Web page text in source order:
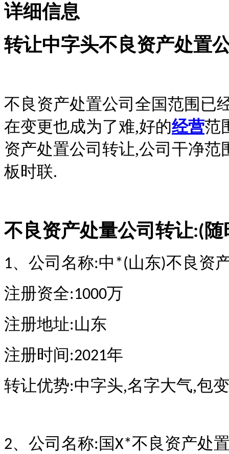
详细信息
转让中字头不良资产处置
不良资产处置公司全国范围已
在变更也成为了难,好的经营范
资产处置公司转让,公司干净
板时联.
不良资产处量公司转让:(
1、公司名称:中 *(山东)不良资
注册资全:1000万
注册地址:山东
注册时间:2021年
转让优势:中字头,名字大气,包
2、公司名称: 国X*不良资产处